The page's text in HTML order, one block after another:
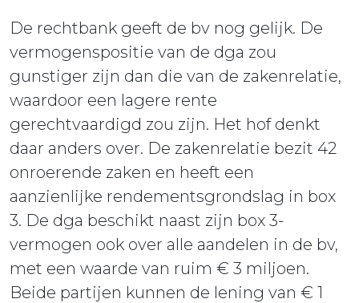
De rechtbank geeft de bv nog gelijk. De
vermogenspositie van de dga zou
gunstiger zijn dan die van de zakenrelatie,
waardoor een lagere rente
gerechtvaardigd zou zijn. Het hof denkt
daar anders over. De zakenrelatie bezit 42
onroerende zaken en heeft een
aanzienlijke rendementsgrondslag in box
3. De dga beschikt naast zijn box 3-
vermogen ook over alle aandelen in de bv,
met een waarde van ruim € 3 miljoen.
Beide partijen kunnen de lening van € 1